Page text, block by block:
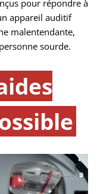
pour répondre à
appareil auditif
malentendante,
sourde.